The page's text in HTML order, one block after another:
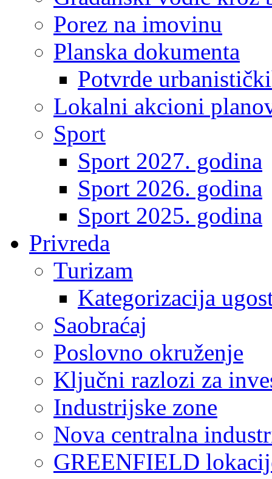
Porez na imovinu
Planska dokumenta
Potvrde
Lokalni akcioni
Sport
Sport 2027. godina
Sport 2026. godina
Sport 2025. godina
Privreda
Turizam
Kategorizacija
Saobraćaj
Poslovno okruženje
Ključni razlozi za
Industrijske zone
Nova centralna
GREENFIELD